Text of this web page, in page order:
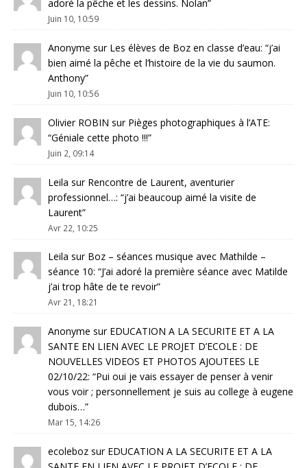
adoré la pêche et les dessins. Nolan”
Juin 10, 10:59
Anonyme sur Les élèves de Boz en classe d’eau: “j’ai
bien aimé la pêche et l’histoire de la vie du saumon.
Anthony”
Juin 10, 10:56
Olivier ROBIN sur Pièges photographiques à l’ATE:
“Géniale cette photo !!!”
Juin 2, 09:14
Leila sur Rencontre de Laurent, aventurier
professionnel…: “j’ai beaucoup aimé la visite de
Laurent”
Avr 22, 10:25
Leila sur Boz – séances musique avec Mathilde –
séance 10: “J’ai adoré la première séance avec Matilde
j’ai trop hâte de te revoir”
Avr 21, 18:21
Anonyme sur EDUCATION A LA SECURITE ET A LA
SANTE EN LIEN AVEC LE PROJET D’ECOLE : DE
NOUVELLES VIDEOS ET PHOTOS AJOUTEES LE
02/10/22: “Pui oui je vais essayer de penser à venir
vous voir ; personnellement je suis au college à eugene
dubois…”
Mar 15, 14:26
ecoleboz sur EDUCATION A LA SECURITE ET A LA